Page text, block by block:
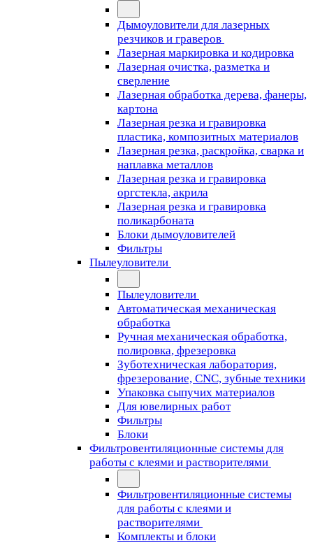
Дымоуловители для лазерных
резчиков и граверов
Лазерная маркировка и кодировка
Лазерная очистка, разметка и
сверление
Лазерная обработка дерева, фанеры,
картона
Лазерная резка и гравировка
пластика, композитных материалов
Лазерная резка, раскройка, сварка и
наплавка металлов
Лазерная резка и гравировка
оргстекла, акрила
Лазерная резка и гравировка
поликарбоната
Блоки дымоуловителей
Фильтры
Пылеуловители
Пылеуловители
Автоматическая механическая
обработка
Ручная механическая обработка,
полировка, фрезеровка
Зуботехническая лаборатория,
фрезерование, CNC, зубные техники
Упаковка сыпучих материалов
Для ювелирных работ
Фильтры
Блоки
Фильтровентиляционные системы для
работы с клеями и растворителями
Фильтровентиляционные системы
для работы с клеями и
растворителями
Комплекты и блоки